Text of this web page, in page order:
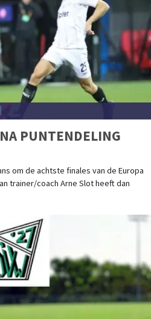
PUNTENDELING
om de achtste finales van de Europa
trainer/coach Arne Slot heeft dan